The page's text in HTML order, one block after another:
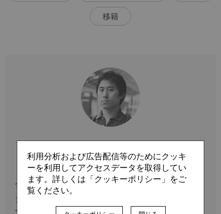
移籍
木崎 伸也
1975年1月3日、東京都出身。 02年Ｗ杯後、オラン
ダ・ドイツで活動し、日本人選手を中心に欧州サッカ
ーを取材した。現在は帰国し、Numberのほか、雑
利用分析および広告配信等のためにクッキ
ーを利用してアクセスデータを取得してい
ます。詳しくは「クッキーポリシー」をご
覧ください。